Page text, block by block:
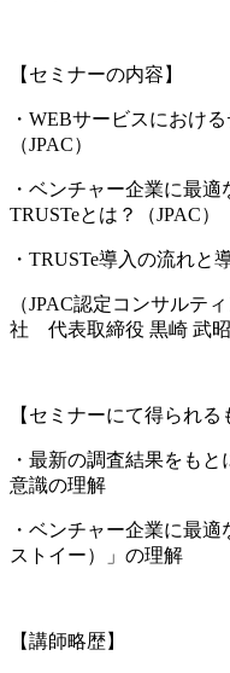
【セミナーの内容】
・WEBサービスにおけ
（JPAC）
・ベンチャー企業に最
TRUSTeとは？（JPAC）
・TRUSTe導入の流れと
（JPAC認定コンサル
社 代表取締役 黒崎 武昭
【セミナーにて得られる
・最新の調査結果をも
意識の理解
・ベンチャー企業に最
ストイー）」の理解
【講師略歴】